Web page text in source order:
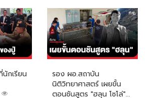
กเรียน
รอง ผอ.สถาบัน
นิติวิทยาศาสตร์ เผยขั้น
ตอนชันสูตร "ฮลุน โซโล่"...